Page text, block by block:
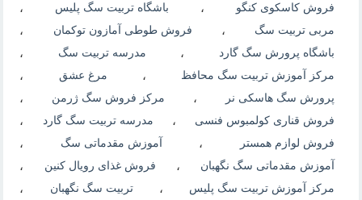
فروش کاسکوی کنگو ، باشگاه تربیت سگ پلیس ،
مربی تربیت سگ ، فروش طوطی آمازون توکمان ،
باشگاه پرورش سگ گارد ، مدرسه تربیت سگ ،
مرکز آموزش تربیت سگ محافظ ، مرغ عشق ،
پرورش سگ هاسکی نر ، مرکز فروش سگ ژرمن ،
فروش قناری کولمبوس فنسی ، مدرسه تربیت سگ گارد ،
فروش لوازم همستر ، آموزش مقدماتی سگ ،
آموزش مقدماتی سگ نگهبان ، فروش غذای رویال کنین ،
مرکز آموزش تربیت سگ پلیس ، تربیت سگ نگهبان ،